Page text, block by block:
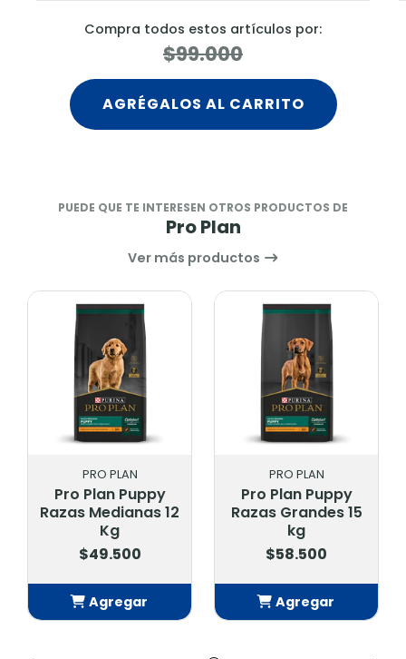
todos estos artículos por:
AL CARRITO
PUEDE QUE TE INTERESEN OTROS PRODUCTOS DE
Pro Plan
Ver más productos
PRO PLAN
Pro Plan Puppy
Razas Grandes 15
kg
$58.500
Agregar
PRO PLAN
Pro Plan Adult
Raza Grande 12
Kg.
$48.500
Agregar